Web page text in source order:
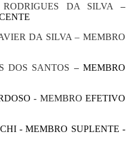
RODRIGUES DA SILVA–
DA SILVA – MEMBRO
DOS SANTOS – MEMBRO
- MEMBROEFETIVO
- MEMBRO SUPLENTE -